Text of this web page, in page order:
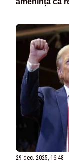
29 dec. 2025, 16:48